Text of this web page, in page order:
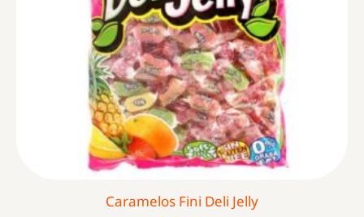
Caramelos Fini Deli Jelly